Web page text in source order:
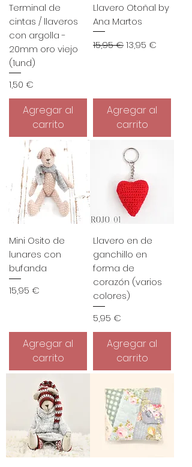
Terminal de
cintas / llaveros
con argolla -
20mm oro viejo
(1und)
Precio
1,50 €
Agregar al
carrito
Llavero Otoñal by
Ana Martos
Precio
15,95 €Precio de oferta
13,95 €
Agregar al
carrito
Mini Osito de
lunares con
bufanda
Precio
15,95 €
Agregar al
carrito
Llavero en de
ganchillo en
forma de
corazón (varios
colores)
Precio
5,95 €
Agregar al
carrito